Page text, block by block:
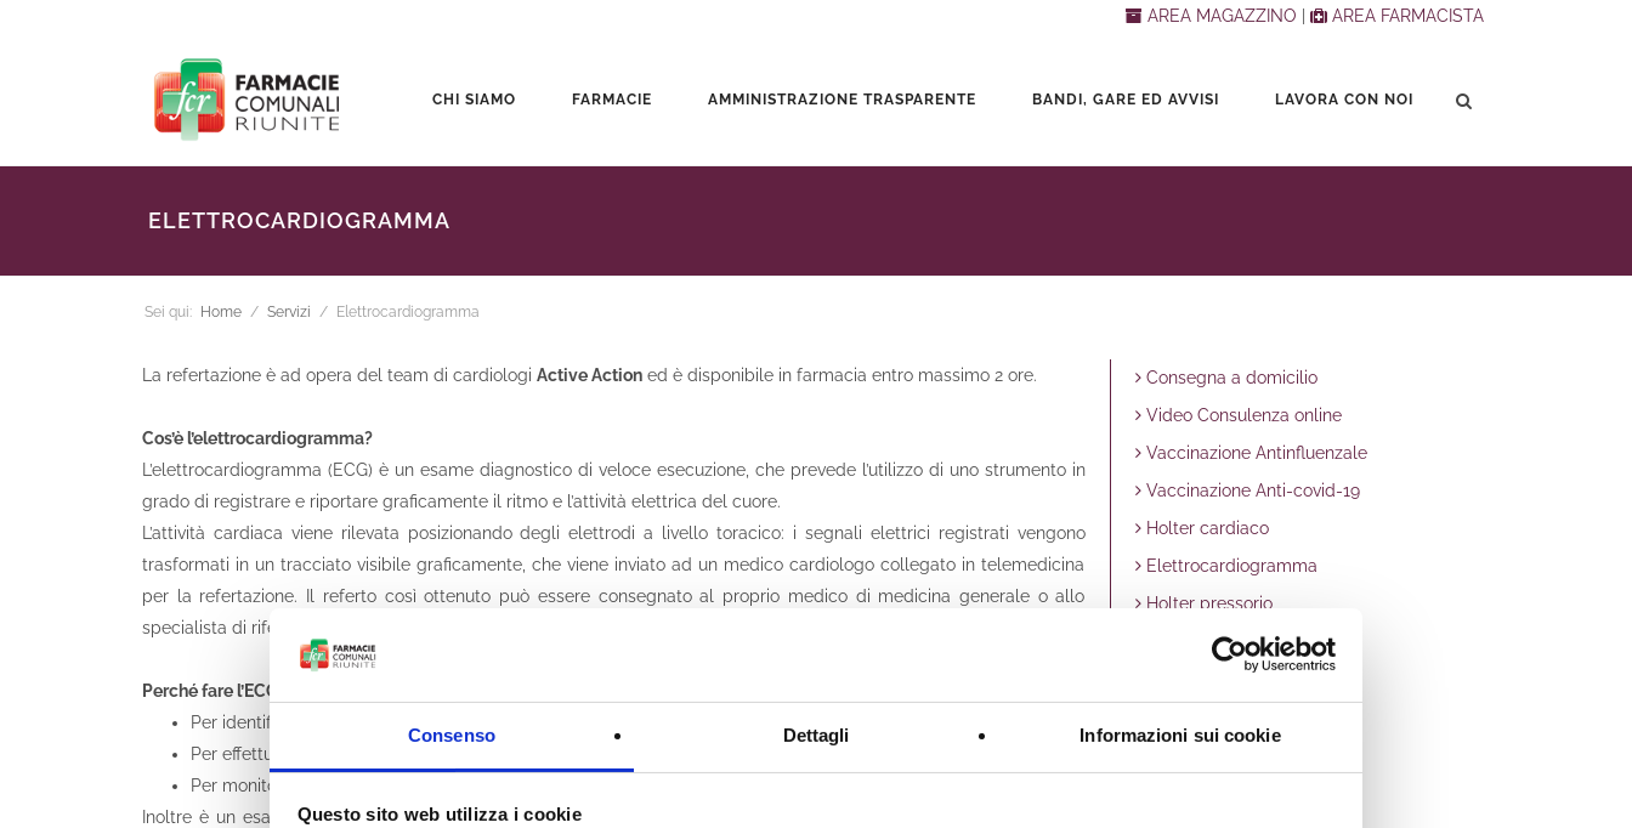
Consenso Dettagli Informazioni sui cookie
Questo sito web utilizza i cookie
AREA MAGAZZINO AREA FARMACISTA
CHI SIAMO FARMACIE AMMINISTRAZIONE TRASPARENTE BANDI, GARE ED AVVISI LAVORA CON NOI
ELETTROCARDIOGRAMMA
Sei qui: Home / Servizi / Elettrocardiogramma
La refertazione è ad opera del team di cardiologi Active Action ed è disponibile in farmacia entro massimo 2 ore.
Cos’è l’elettrocardiogramma?
L’elettrocardiogramma (ECG) è un esame diagnostico di veloce esecuzione, che prevede l’utilizzo di uno strumento in
grado di registrare e riportare graficamente il ritmo e l’attività elettrica del cuore.
L’attività cardiaca viene rilevata posizionando degli elettrodi a livello toracico: i segnali elettrici registrati vengono
trasformati in un tracciato visibile graficamente, che viene inviato ad un medico cardiologo collegato in telemedicina
per la refertazione. Il referto così ottenuto può essere consegnato al proprio medico di medicina generale o allo
specialista di riferimento.
Perché fare l’ECG?
Per identificare con maggiore tempestività patologie cardiovascolari latenti
Per effettuare un follow-up per pazienti con patologie cardiovascolari
Per monitorare il proprio stato di salute
Inoltre è un esame necessario per il rilascio delcertificato di idoneità sportiva non agonistica
Consegna a domicilio
Video Consulenza online
Vaccinazione Antinfluenzale
Vaccinazione Anti-covid-19
Holter cardiaco
Elettrocardiogramma
Holter pressorio
Ambulatorio infermieristico